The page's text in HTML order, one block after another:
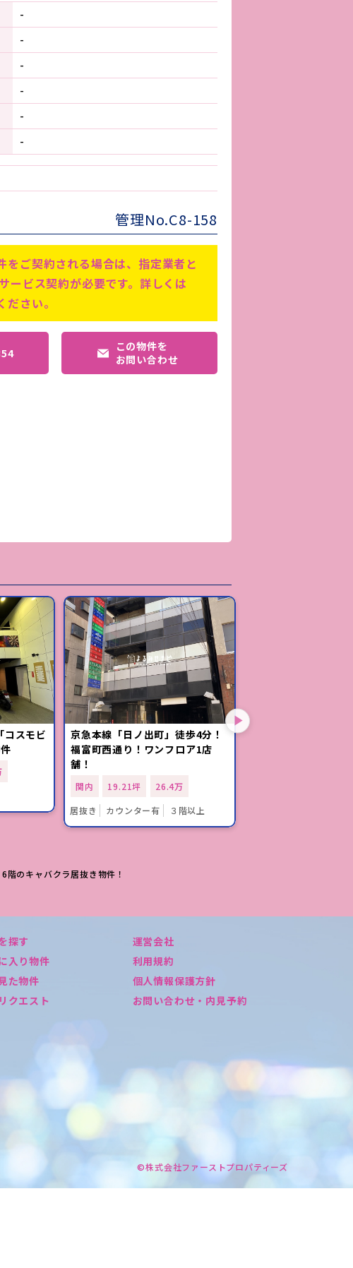
-
-
-
-
-
-
管理No.C8-158
をご契約される場合は、指定業者と
ービス契約が必要です。詳しくは
ださい。
この物件を
お問い合わせ
コスモビ
京急本線「日ノ出町」徒歩4分！
福富町西通り！ワンフロア1店
舗！
関内 19.21坪
26.4万
居抜き
カウンター有 ３階以上
のキャバクラ居抜き物件！
探す
入り物件
た物件
クエスト
運営会社
利用規約
個人情報保護方針
お問い合わせ・内見予約
©株式会社ファーストプロパティーズ